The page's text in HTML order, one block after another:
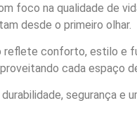
foco na qualidade de
desde o primeiro olhar.
conforto, estilo e
cada espaço
segurança